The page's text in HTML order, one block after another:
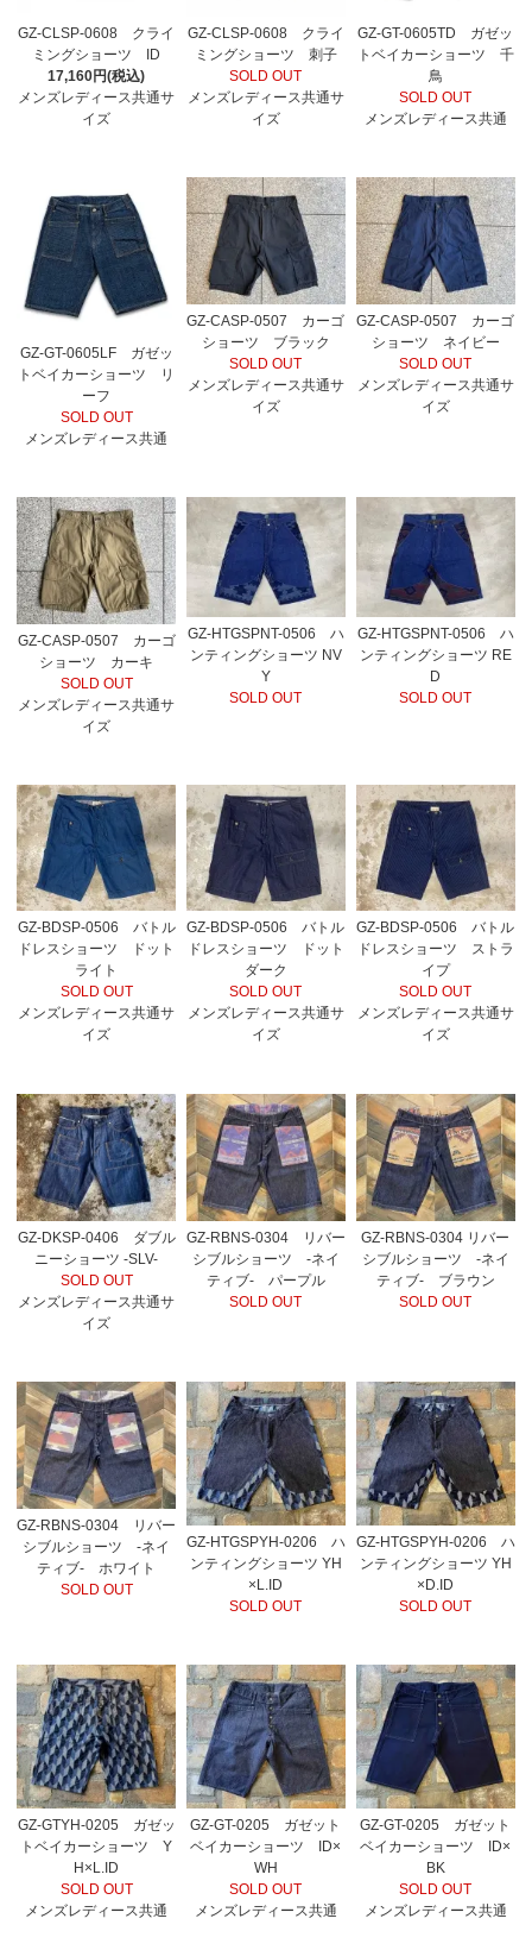
GZ-CLSP-0608 クライ
ミングショーツ ID
17,160円(税込)
メンズレディース共通サ
イズ
GZ-CLSP-0608 クライ
ミングショーツ 刺子
SOLD OUT
メンズレディース共通サ
イズ
GZ-GT-0605TD ガゼッ
トベイカーショーツ 千
鳥
SOLD OUT
メンズレディース共通
GZ-GT-0605LF ガゼッ
トベイカーショーツ リ
ーフ
SOLD OUT
メンズレディース共通
GZ-CASP-0507 カーゴ
ショーツ ブラック
SOLD OUT
メンズレディース共通サ
イズ
GZ-CASP-0507 カーゴ
ショーツ ネイビー
SOLD OUT
メンズレディース共通サ
イズ
GZ-CASP-0507 カーゴ
ショーツ カーキ
SOLD OUT
メンズレディース共通サ
イズ
GZ-HTGSPNT-0506 ハ
ンティングショーツ NV
Y
SOLD OUT
GZ-HTGSPNT-0506 ハ
ンティングショーツ RE
D
SOLD OUT
GZ-BDSP-0506 バトル
ドレスショーツ ドット
ライト
SOLD OUT
メンズレディース共通サ
イズ
GZ-BDSP-0506 バトル
ドレスショーツ ドット
ダーク
SOLD OUT
メンズレディース共通サ
イズ
GZ-BDSP-0506 バトル
ドレスショーツ ストラ
イプ
SOLD OUT
メンズレディース共通サ
イズ
GZ-DKSP-0406 ダブル
ニーショーツ -SLV-
SOLD OUT
メンズレディース共通サ
イズ
GZ-RBNS-0304 リバー
シブルショーツ -ネイ
ティブ- パープル
SOLD OUT
GZ-RBNS-0304 リバー
シブルショーツ -ネイ
ティブ- ブラウン
SOLD OUT
GZ-RBNS-0304 リバー
シブルショーツ -ネイ
ティブ- ホワイト
SOLD OUT
GZ-HTGSPYH-0206 ハ
ンティングショーツ YH
×L.ID
SOLD OUT
GZ-HTGSPYH-0206 ハ
ンティングショーツ YH
×D.ID
SOLD OUT
GZ-GTYH-0205 ガゼッ
トベイカーショーツ Y
H×L.ID
SOLD OUT
メンズレディース共通
GZ-GT-0205 ガゼット
ベイカーショーツ ID×
WH
SOLD OUT
メンズレディース共通
GZ-GT-0205 ガゼット
ベイカーショーツ ID×
BK
SOLD OUT
メンズレディース共通